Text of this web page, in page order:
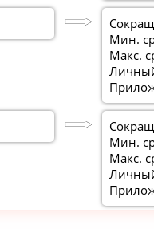
Мин.
Макс.
Мин.
Макс.